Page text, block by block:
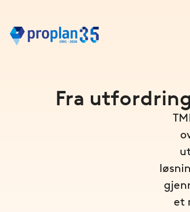
Fra
et